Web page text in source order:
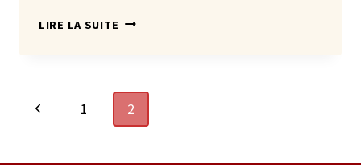
LIRE LA SUITE L’OBSESSION
LA
NOURRITURE
Navigation
Page
1 2